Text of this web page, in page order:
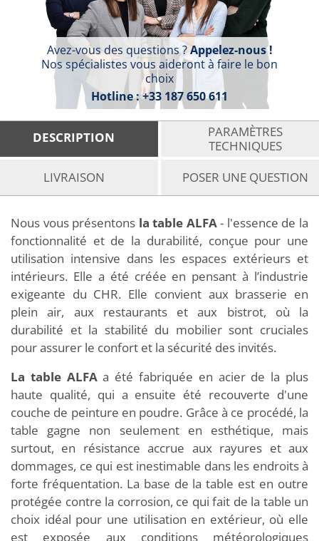
Avez-vous des questions ?Appelez-nous !
Nos spécialistes vous aideront à faire le bon
choix
Hotline :+33 187 650 611
DESCRIPTION
PARAMÈTRES
TECHNIQUES
LIVRAISON
POSER UNE QUESTION
Nous vous présentons la table ALFA- l'essence de la
fonctionnalité et de la durabilité, conçue pour une
utilisation intensive dans les espaces extérieurs et
intérieurs. Elle a été créée en pensant à l’industrie
exigeante du CHR. Elle convient aux brasserie en
plein air, aux restaurants et aux bistrot, où la
durabilité et la stabilité du mobilier sont cruciales
pour assurer le confort et la sécurité des invités.
La table ALFAa été fabriquée en acier de la plus
haute qualité, qui a ensuite été recouverte d'une
couche de peinture en poudre. Grâce à ce procédé, la
table gagne non seulement en esthétique, mais
surtout, en résistance accrue aux rayures et aux
dommages, ce qui est inestimable dans les endroits à
forte fréquentation. La base de la table est en outre
protégée contre la corrosion, ce qui fait de la table un
choix idéal pour une utilisation en extérieur, où elle
est exposée aux conditions météorologiques